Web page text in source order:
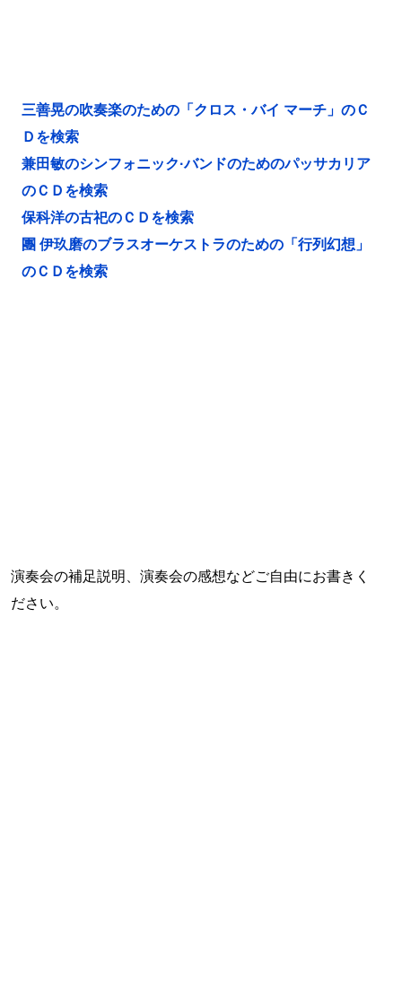
三善晃の吹奏楽のための「クロス・バイ マーチ」のＣ
Ｄを検索
兼田敏のシンフォニック·バンドのためのパッサカリア
のＣＤを検索
保科洋の古祀のＣＤを検索
團 伊玖磨のブラスオーケストラのための「行列幻想」
のＣＤを検索
演奏会の補足説明、演奏会の感想などご自由にお書きく
ださい。